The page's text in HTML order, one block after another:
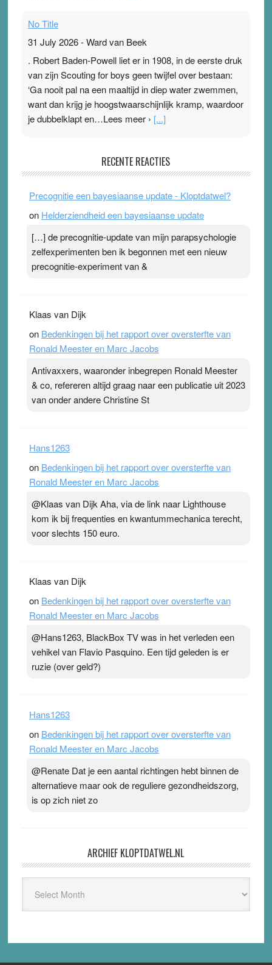
No Title
31 July 2026-Ward van Beek
. Robert Baden-Powell liet er in 1908, in de eerste druk
van zijn Scouting for boys geen twijfel over bestaan:
‘Ga nooit pal na een maaltijd in diep water zwemmen,
want dan krijg je hoogstwaarschijnlijk kramp, waardoor
je dubbelklapt en…Lees meer › [...]
Ward van Beek
topsporters. Ze hopen ermee hun hartslag te verlagen
terwijl ze meer zuurstof opnemen. Daarop heeft zo’n
ademen’ kan goud waard zijn. Door…Lees meer
Pleisterplakkers in de topspsort ›[...]
RECENTE REACTIES
Precognitie een bayesiaanse update - Kloptdatwel?
on Helderziendheid een bayesiaanse update
[…] de precognitie-update van mijn parapsychologie
zelfexperimenten ben ik begonnen met een nieuw
precognitie-experiment van &
Klaas van Dijk
on Bedenkingen bij het rapport over oversterfte van
Ronald Meester en Marc Jacobs
Antivaxxers, waaronder inbegrepen Ronald Meester
& co, refereren altijd graag naar een publicatie uit 2023
van onder andere Christine St
Hans1263
on Bedenkingen bij het rapport over oversterfte van
Ronald Meester en Marc Jacobs
@Klaas van Dijk Aha, via de link naar Lighthouse
kom ik bij frequenties en kwantummechanica terecht,
voor slechts 150 euro.
Klaas van Dijk
on Bedenkingen bij het rapport over oversterfte van
Ronald Meester en Marc Jacobs
@Hans1263, BlackBox TV was in het verleden een
vehikel van Flavio Pasquino. Een tijd geleden is er
ruzie (over geld?)
Hans1263
on Bedenkingen bij het rapport over oversterfte van
Ronald Meester en Marc Jacobs
@Renate Dat je een aantal richtingen hebt binnen de
alternatieve maar ook de reguliere gezondheidszorg,
is op zich niet zo
ARCHIEF KLOPTDATWEL.NL
Kloptdatwel.nl